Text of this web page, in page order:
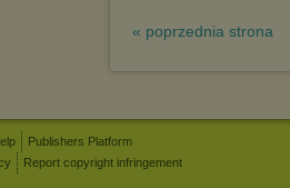
« poprzednia strona
Publishers Platform
Report copyright infringement